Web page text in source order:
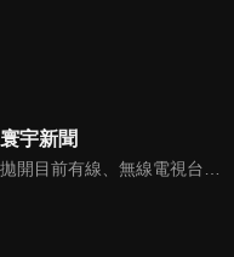
寰宇新聞
拋開目前有線、無線電視台新聞的包袱和制式化內容，沒有絕對立場、沒有口水漫罵，永遠以「關心」、「貼心」、「用心」做最對的報導，是台灣獨一無二最專屬新聞頻道。